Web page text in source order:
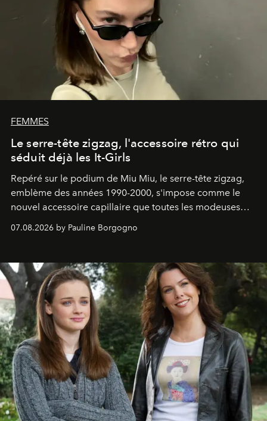
FEMMES
Le serre-tête zigzag, l'accessoire rétro qui
séduit déjà les It-Girls
Repéré sur le podium de Miu Miu, le serre-tête zigzag,
emblème des années 1990-2000, s'impose comme le
nouvel accessoire capillaire que toutes les modeuses
07.08.2026 by Pauline Borgogno